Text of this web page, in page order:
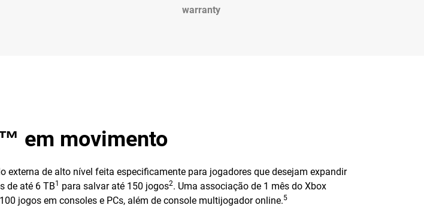
warranty
em movimento
de alto nível feita especificamente para jogadores que desejam expandir
de até 6 TB1 para salvar até 150 jogos2. Uma associação de 1 mês do Xbox
jogos em consoles e PCs, além de console multijogador online.5